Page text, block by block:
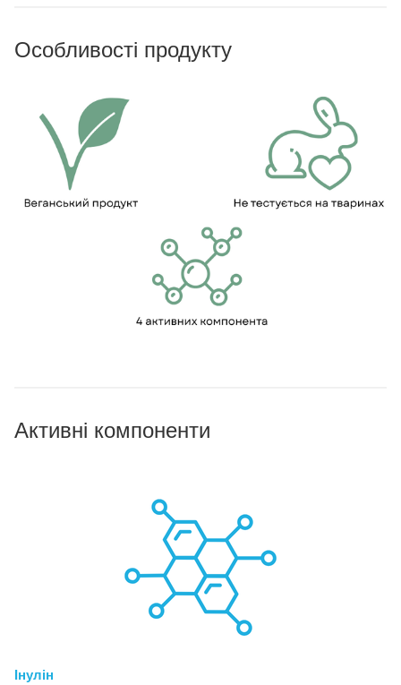
Особливості продукту
Активні компоненти
Інулін